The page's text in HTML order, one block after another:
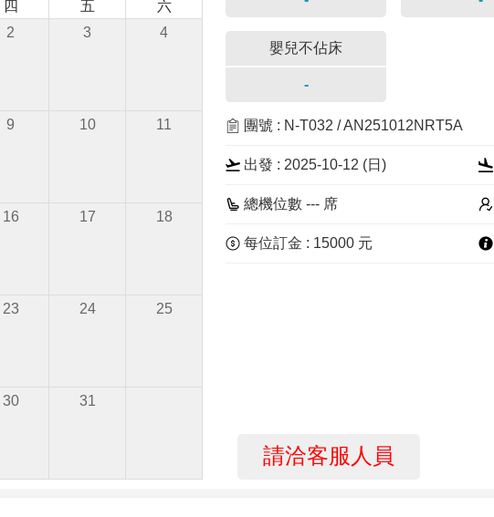
四 五
六
2 3 4
9 10 11
16 17 18
23 24 25
30 31
嬰兒不佔床
-
團號 : N-T032 / AN251012NRT5A
出發 : 2025-10-12 (日 )
總機位數 --- 席
每位訂金 : 15000 元
請洽客服人員